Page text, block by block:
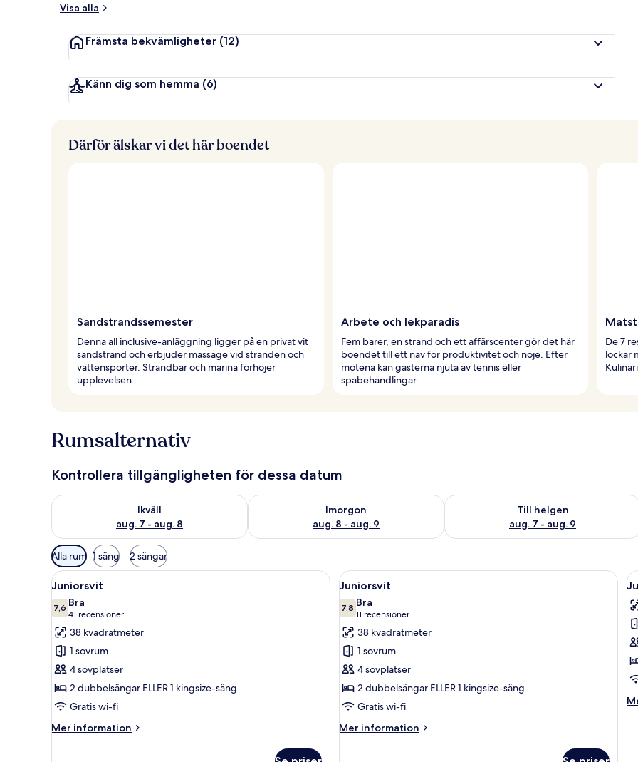
Visa alla
Främsta bekvämligheter (12)
Känn dig som hemma (6)
Därför älskar vi det här boendet
Sandstrandssemester
Denna all inclusive-anläggning ligger på en privat vit
sandstrand och erbjuder massage vid stranden och
vattensporter. Strandbar och marina förhöjer
upplevelsen.
Arbete och lekparadis
Fem barer, en strand och ett affärscenter gör det här
boendet till ett nav för produktivitet och nöje. Efter
mötena kan gästerna njuta av tennis eller
spabehandlingar.
De 7
lockar
Rumsalternativ
Kontrollera tillgängligheten för dessa datum
Ikväll
aug. 7 - aug. 8
Kontrollera tillgängligheten för ikväll aug. 7 - aug. 8
Imorgon
aug. 8 - aug. 9
Kontrollera tillgängligheten för imorgon aug. 8 - aug. 9
Till helgen
aug. 7 - aug. 9
Kontrollera tillgängligheten för den
Tillgängliga
filter
för
rum
Alla rum 1 säng 2 sängar
Öppna
alla
foton
för
Juniorsvit
Ett hotellrum med en stor säng, ett skrivbord, en stol, en takfläkt och ett fönster med gardiner.
9
Juniorsvit
7,67,6 av 10
Bra
41 recensioner
(41 recensioner)
38 kvadratmeter
1 sovrum
4 sovplatser
2 dubbelsängar ELLER 1 kingsize-säng
Gratis wi-fi
Mer information
Mer
Öppna
alla
foton
för
Juniorsvit
Ett hotellrum med en stor säng, ett
9
Juniorsvit
7,87,8 av 10
Bra
11 recensioner
(11 recensioner)
38 kvadratmeter
1 sovrum
4 sovplatser
2 dubbelsängar ELLER 1 kingsize-säng
Gratis wi-fi
Mer information
Mer